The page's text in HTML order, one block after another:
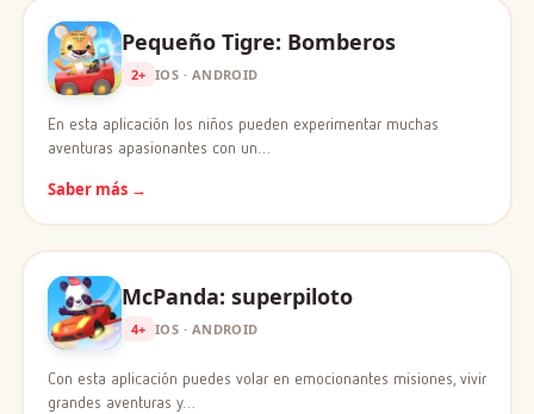
Pequeño Tigre: Bomberos
2+ IOS · ANDROID
En esta aplicación los niños pueden experimentar muchas
aventuras apasionantes con un…
Saber más →
McPanda: superpiloto
4+ IOS · ANDROID
Con esta aplicación puedes volar en emocionantes misiones, vivir
grandes aventuras y…